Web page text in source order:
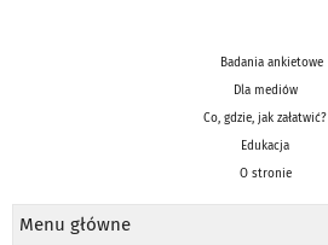
Badania ankietowe
Dla mediów
Co, gdzie, jak załatwić?
Edukacja
O stronie
Menu główne